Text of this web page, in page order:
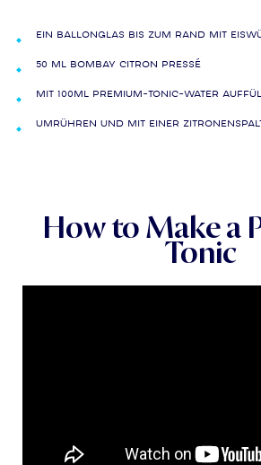
Ein Ballonglas bis zum Rand mit
50 ml BOMBAY CITRON PRESSÉ
Mit 100ml Premium-Tonic-Water
Umrühren und mit einer
How to Make a
Tonic